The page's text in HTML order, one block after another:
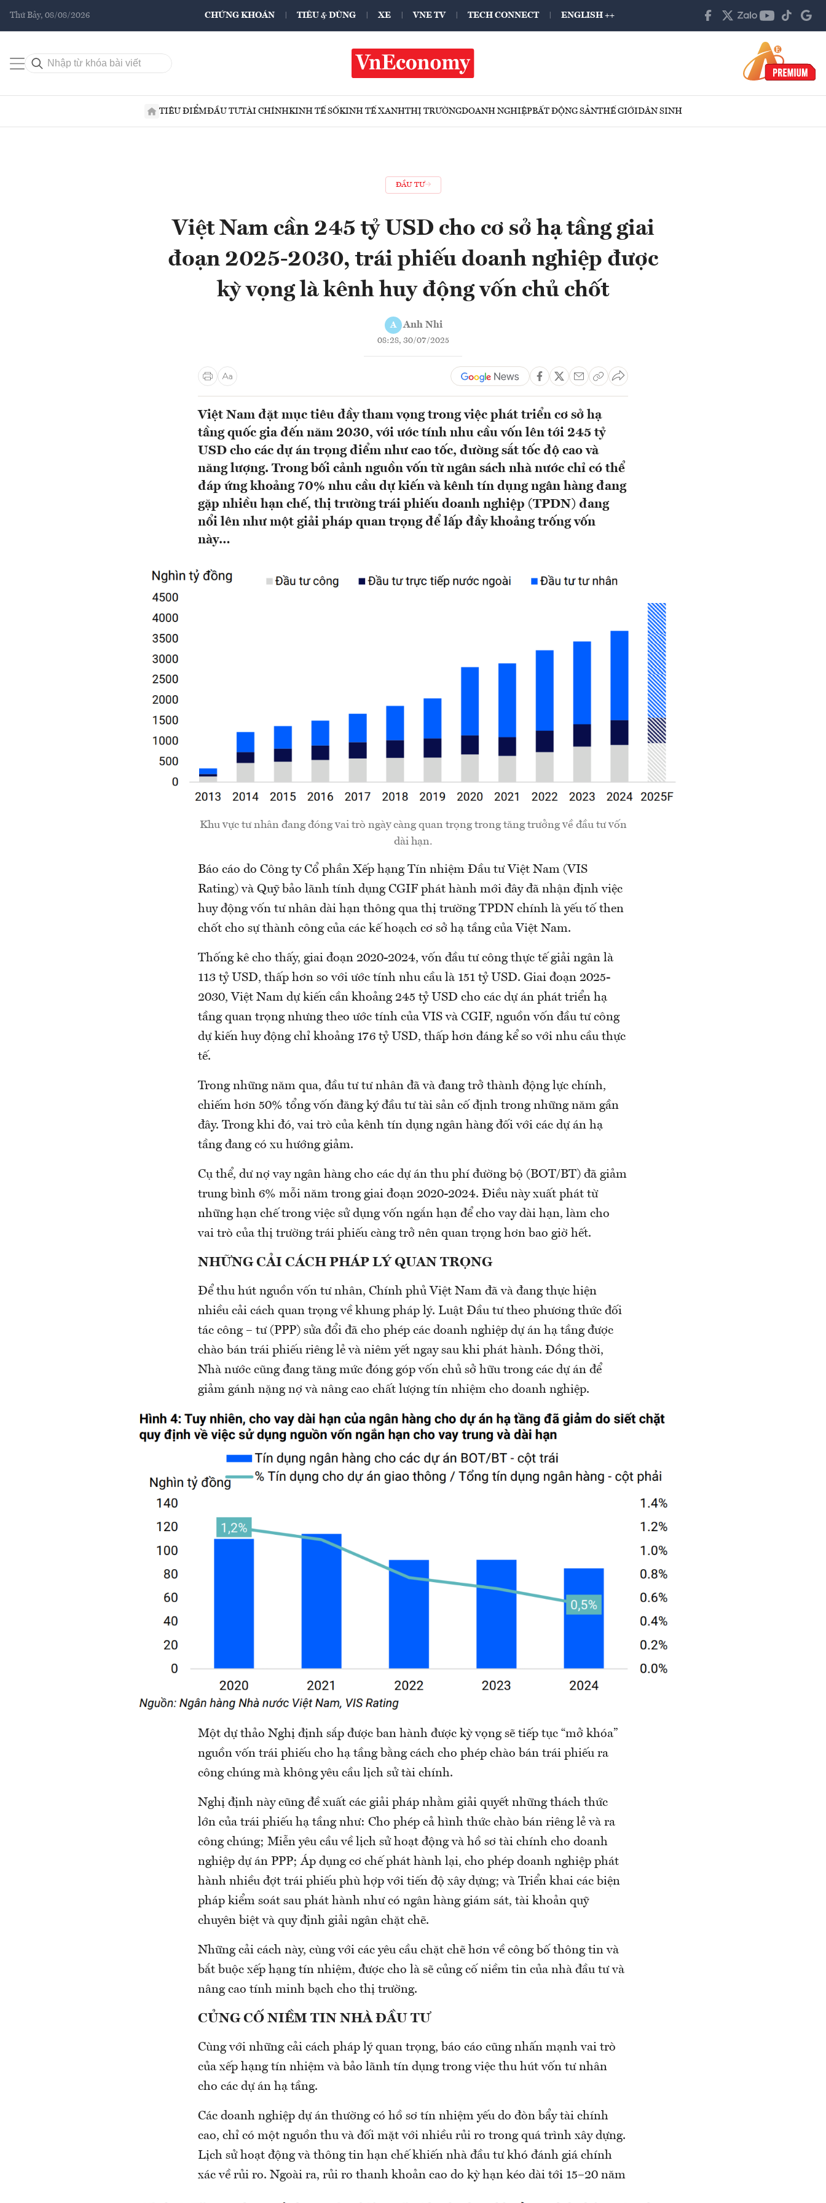
Thứ Bảy, 08/08/2026 CHỨNG KHOÁN TIÊU & DÙNG XE VNE TV TECH CONNECT ENGLISH ++
TIÊU ĐIỂMĐẦU TƯTÀI CHÍNHKINH TẾ SỐKINH TẾ XANHTHỊ TRƯỜNGDOANH NGHIỆPBẤT ĐỘNG SẢNTHẾ GIỚIDÂN SINH
ĐẦU TƯ
Việt Nam cần 245 tỷ USD cho cơ sở hạ tầng giai
đoạn 2025-2030, trái phiếu doanh nghiệp được
kỳ vọng là kênh huy động vốn chủ chốt
A Anh Nhi
08:28, 30/07/2025
Việt Nam đặt mục tiêu đầy tham vọng trong việc phát triển cơ sở hạ
tầng quốc gia đến năm 2030, với ước tính nhu cầu vốn lên tới 245 tỷ
USD cho các dự án trọng điểm như cao tốc, đường sắt tốc độ cao và
năng lượng. Trong bối cảnh nguồn vốn từ ngân sách nhà nước chỉ có thể
đáp ứng khoảng 70% nhu cầu dự kiến và kênh tín dụng ngân hàng đang
gặp nhiều hạn chế, thị trường trái phiếu doanh nghiệp (TPDN) đang
nổi lên như một giải pháp quan trọng để lấp đầy khoảng trống vốn
này…
Khu vực tư nhân đang đóng vai trò ngày càng quan trọng trong tăng trưởng về đầu tư vốn
dài hạn.
Báo cáo do Công ty Cổ phần Xếp hạng Tín nhiệm Đầu tư Việt Nam (VIS
Rating) và Quỹ bảo lãnh tính dụng CGIF phát hành mới đây đã nhận định việc
huy động vốn tư nhân dài hạn thông qua thị trường TPDN chính là yếu tố then
chốt cho sự thành công của các kế hoạch cơ sở hạ tầng của Việt Nam.
Thống kê cho thấy, giai đoạn 2020-2024, vốn đầu tư công thực tế giải ngân là
113 tỷ USD, thấp hơn so với ước tính nhu cầu là 151 tỷ USD. Giai đoạn 2025-
2030, Việt Nam dự kiến cần khoảng 245 tỷ USD cho các dự án phát triển hạ
tầng quan trọng nhưng theo ước tính của VIS và CGIF, nguồn vốn đầu tư công
dự kiến huy động chỉ khoảng 176 tỷ USD, thấp hơn đáng kể so với nhu cầu thực
tế.
Trong những năm qua, đầu tư tư nhân đã và đang trở thành động lực chính,
chiếm hơn 50% tổng vốn đăng ký đầu tư tài sản cố định trong những năm gần
đây. Trong khi đó, vai trò của kênh tín dụng ngân hàng đối với các dự án hạ
tầng đang có xu hướng giảm.
Cụ thể, dư nợ vay ngân hàng cho các dự án thu phí đường bộ (BOT/BT) đã giảm
trung bình 6% mỗi năm trong giai đoạn 2020-2024. Điều này xuất phát từ
những hạn chế trong việc sử dụng vốn ngắn hạn để cho vay dài hạn, làm cho
vai trò của thị trường trái phiếu càng trở nên quan trọng hơn bao giờ hết.
NHỮNG CẢI CÁCH PHÁP LÝ QUAN TRỌNG
Để thu hút nguồn vốn tư nhân, Chính phủ Việt Nam đã và đang thực hiện
nhiều cải cách quan trọng về khung pháp lý. Luật Đầu tư theo phương thức đối
tác công – tư (PPP) sửa đổi đã cho phép các doanh nghiệp dự án hạ tầng được
chào bán trái phiếu riêng lẻ và niêm yết ngay sau khi phát hành. Đồng thời,
Nhà nước cũng đang tăng mức đóng góp vốn chủ sở hữu trong các dự án để
giảm gánh nặng nợ và nâng cao chất lượng tín nhiệm cho doanh nghiệp.
Một dự thảo Nghị định sắp được ban hành được kỳ vọng sẽ tiếp tục “mở khóa”
nguồn vốn trái phiếu cho hạ tầng bằng cách cho phép chào bán trái phiếu ra
công chúng mà không yêu cầu lịch sử tài chính.
Nghị định này cũng đề xuất các giải pháp nhằm giải quyết những thách thức
lớn của trái phiếu hạ tầng như: Cho phép cả hình thức chào bán riêng lẻ và ra
công chúng; Miễn yêu cầu về lịch sử hoạt động và hồ sơ tài chính cho doanh
nghiệp dự án PPP; Áp dụng cơ chế phát hành lại, cho phép doanh nghiệp phát
hành nhiều đợt trái phiếu phù hợp với tiến độ xây dựng; và Triển khai các biện
pháp kiểm soát sau phát hành như có ngân hàng giám sát, tài khoản quỹ
chuyên biệt và quy định giải ngân chặt chẽ.
Những cải cách này, cùng với các yêu cầu chặt chẽ hơn về công bố thông tin và
bắt buộc xếp hạng tín nhiệm, được cho là sẽ củng cố niềm tin của nhà đầu tư và
nâng cao tính minh bạch cho thị trường.
CỦNG CỐ NIỀM TIN NHÀ ĐẦU TƯ
Cùng với những cải cách pháp lý quan trọng, báo cáo cũng nhấn mạnh vai trò
của xếp hạng tín nhiệm và bảo lãnh tín dụng trong việc thu hút vốn tư nhân
cho các dự án hạ tầng.
Các doanh nghiệp dự án thường có hồ sơ tín nhiệm yếu do đòn bẩy tài chính
cao, chỉ có một nguồn thu và đối mặt với nhiều rủi ro trong quá trình xây dựng.
Lịch sử hoạt động và thông tin hạn chế khiến nhà đầu tư khó đánh giá chính
xác về rủi ro. Ngoài ra, rủi ro thanh khoản cao do kỳ hạn kéo dài tới 15–20 năm